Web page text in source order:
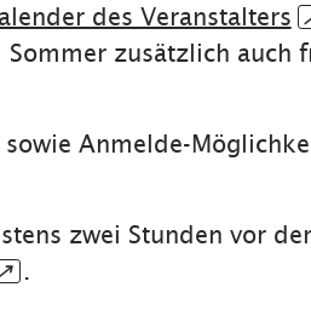
des Veranstalters
zusätzlich auch
Anmelde-
zwei Stunden vor
.